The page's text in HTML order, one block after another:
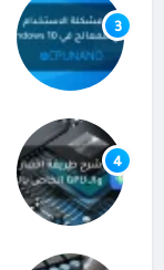
3
4